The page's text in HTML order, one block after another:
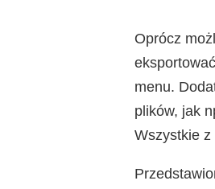
Oprócz
menu.
plików, jak
Wszystkie z